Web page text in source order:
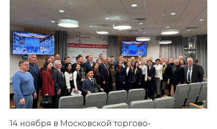
14 ноября в Московской торгово-